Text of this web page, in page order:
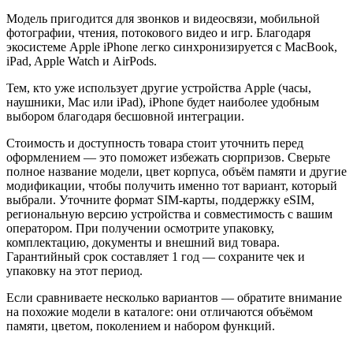
Модель пригодится для звонков и видеосвязи, мобильной
фотографии, чтения, потокового видео и игр. Благодаря
экосистеме Apple iPhone легко синхронизируется с MacBook,
iPad, Apple Watch и AirPods.
Тем, кто уже использует другие устройства Apple (часы,
наушники, Mac или iPad), iPhone будет наиболее удобным
выбором благодаря бесшовной интеграции.
Стоимость и доступность товара стоит уточнить перед
оформлением — это поможет избежать сюрпризов. Сверьте
полное название модели, цвет корпуса, объём памяти и другие
модификации, чтобы получить именно тот вариант, который
выбрали. Уточните формат SIM-карты, поддержку eSIM,
региональную версию устройства и совместимость с вашим
оператором. При получении осмотрите упаковку,
комплектацию, документы и внешний вид товара.
Гарантийный срок составляет 1 год — сохраните чек и
упаковку на этот период.
Если сравниваете несколько вариантов — обратите внимание
на похожие модели в каталоге: они отличаются объёмом
памяти, цветом, поколением и набором функций.